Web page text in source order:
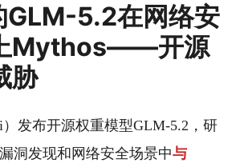
GLM-5.2在网络安
Mythos——开源
胁
发布开源权重模型GLM-5.2，研
洞发现和网络安全场景中与